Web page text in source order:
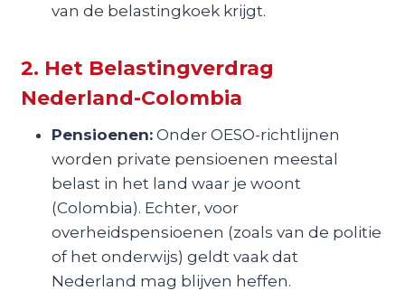
van de belastingkoek krijgt.
2. Het Belastingverdrag
Nederland-Colombia
Pensioenen:Onder OESO-richtlijnen
worden private pensioenen meestal
belast in het land waar je woont
(Colombia). Echter, voor
overheidspensioenen (zoals van de politie
of het onderwijs) geldt vaak dat
Nederland mag blijven heffen.